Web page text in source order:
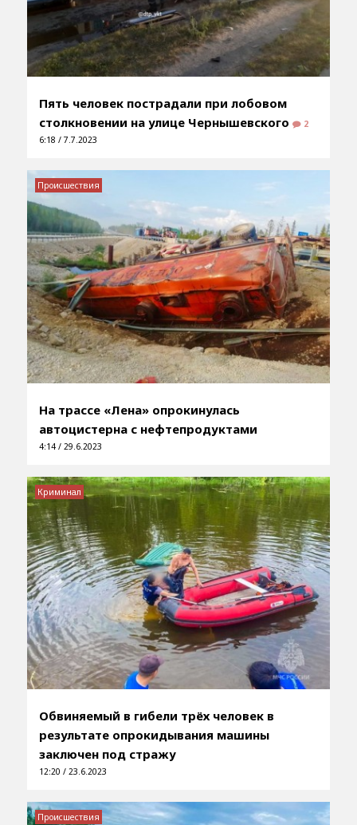
Пять человек пострадали при лобовом
столкновении на улице Чернышевского
2
6:18 / 7.7.2023
На трассе «Лена» опрокинулась
автоцистерна с нефтепродуктами
4:14 / 29.6.2023
Происшествия
Обвиняемый в гибели трёх человек в
результате опрокидывания машины
заключен под стражу
12:20 / 23.6.2023
Криминал
Происшествия